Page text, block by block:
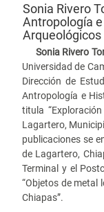
Sonia Rivero
Antropología
Arqueológicos
Sonia Rivero
Universidad de
Dirección de
Antropología e
titula
Lagartero,
publicaciones se
de Lagartero,
Terminal y el
“Objetos de metal
Chiapas”.